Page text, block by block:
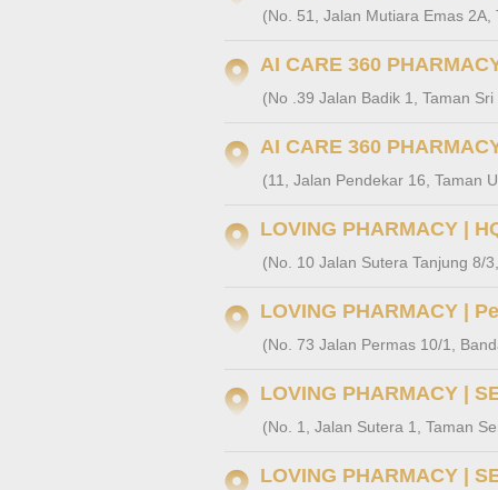
(No. 51, Jalan Mutiara Emas
AI CARE 360
(No .39 Jalan Badik 1, Taman
AI CARE 360
(11, Jalan Pendekar 16, Taman
LOVING PHARMACY |
(No. 10 Jalan Sutera Tanjung 8/
LOVING PHARMACY |
(No. 73 Jalan Permas 10/1,
LOVING PHARMACY |
(No. 1, Jalan Sutera 1, Taman
LOVING PHARMACY |